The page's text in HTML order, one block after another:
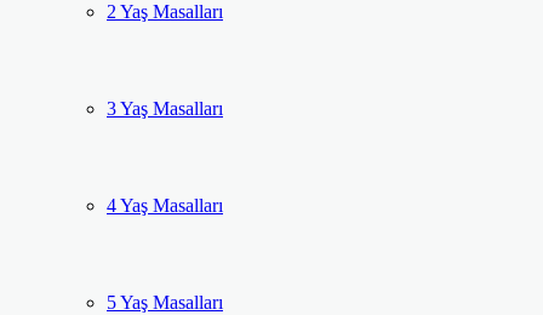
2 Yaş Masalları
3 Yaş Masalları
4 Yaş Masalları
5 Yaş Masalları